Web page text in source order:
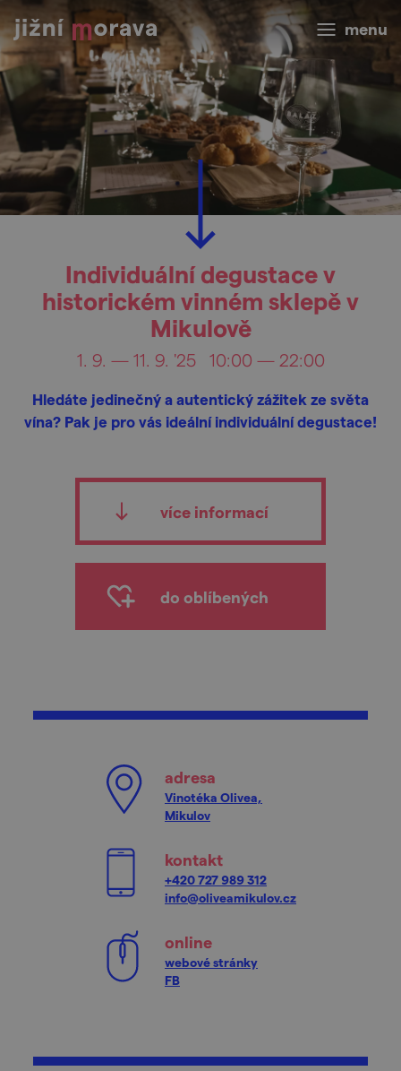
menu
Individuální degustace v
historickém vinném sklepě v
Mikulově
1. 9. — 11. 9. '25 10:00 — 22:00
Hledáte jedinečný a autentický zážitek ze světa
vína? Pak je pro vás ideální individuální degustace!
více informací
do oblíbených
adresa
Vinotéka Olivea,
Mikulov
kontakt
+420 727 989 312
info@oliveamikulov.cz
online
webové stránky
FB